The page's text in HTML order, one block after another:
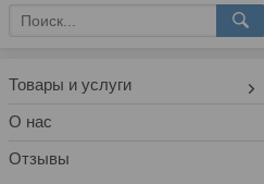
Товары и услуги
О нас
Отзывы